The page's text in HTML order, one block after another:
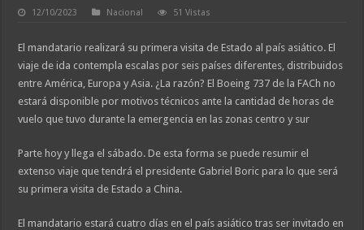
12/10/2023 Nacional 51 Vistas
El mandatario realizará su primera visita de Estado al país asiático. El
viaje de ida contempla escalas por seis países diferentes, distribuidos
entre América, Europa y Asia. ¿La razón? El Boeing 737 de la FACh no
estará disponible por motivos técnicos ante la cantidad de horas de
vuelo que tuvo durante la emergencia en las zonas centro y sur
Parte hoy y llega el sábado. De esta forma se puede resumir el
extenso viaje que tendrá el presidente Gabriel Boric para lo que será
su primera visita de Estado a China.
El mandatario estará cuatro días en el país asiático tras ser invitado en